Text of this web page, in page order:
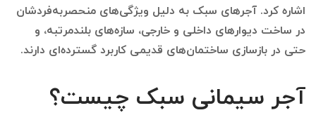
اشاره کرد. آجرهای سبک به دلیل ویژگی‌های منحصر‌به‌فردشان
در ساخت دیوارهای داخلی و خارجی، سازه‌های بلندمرتبه، و
حتی در بازسازی ساختمان‌های قدیمی کاربرد گسترده‌ای دارند.
آجر سیمانی سبک چیست؟